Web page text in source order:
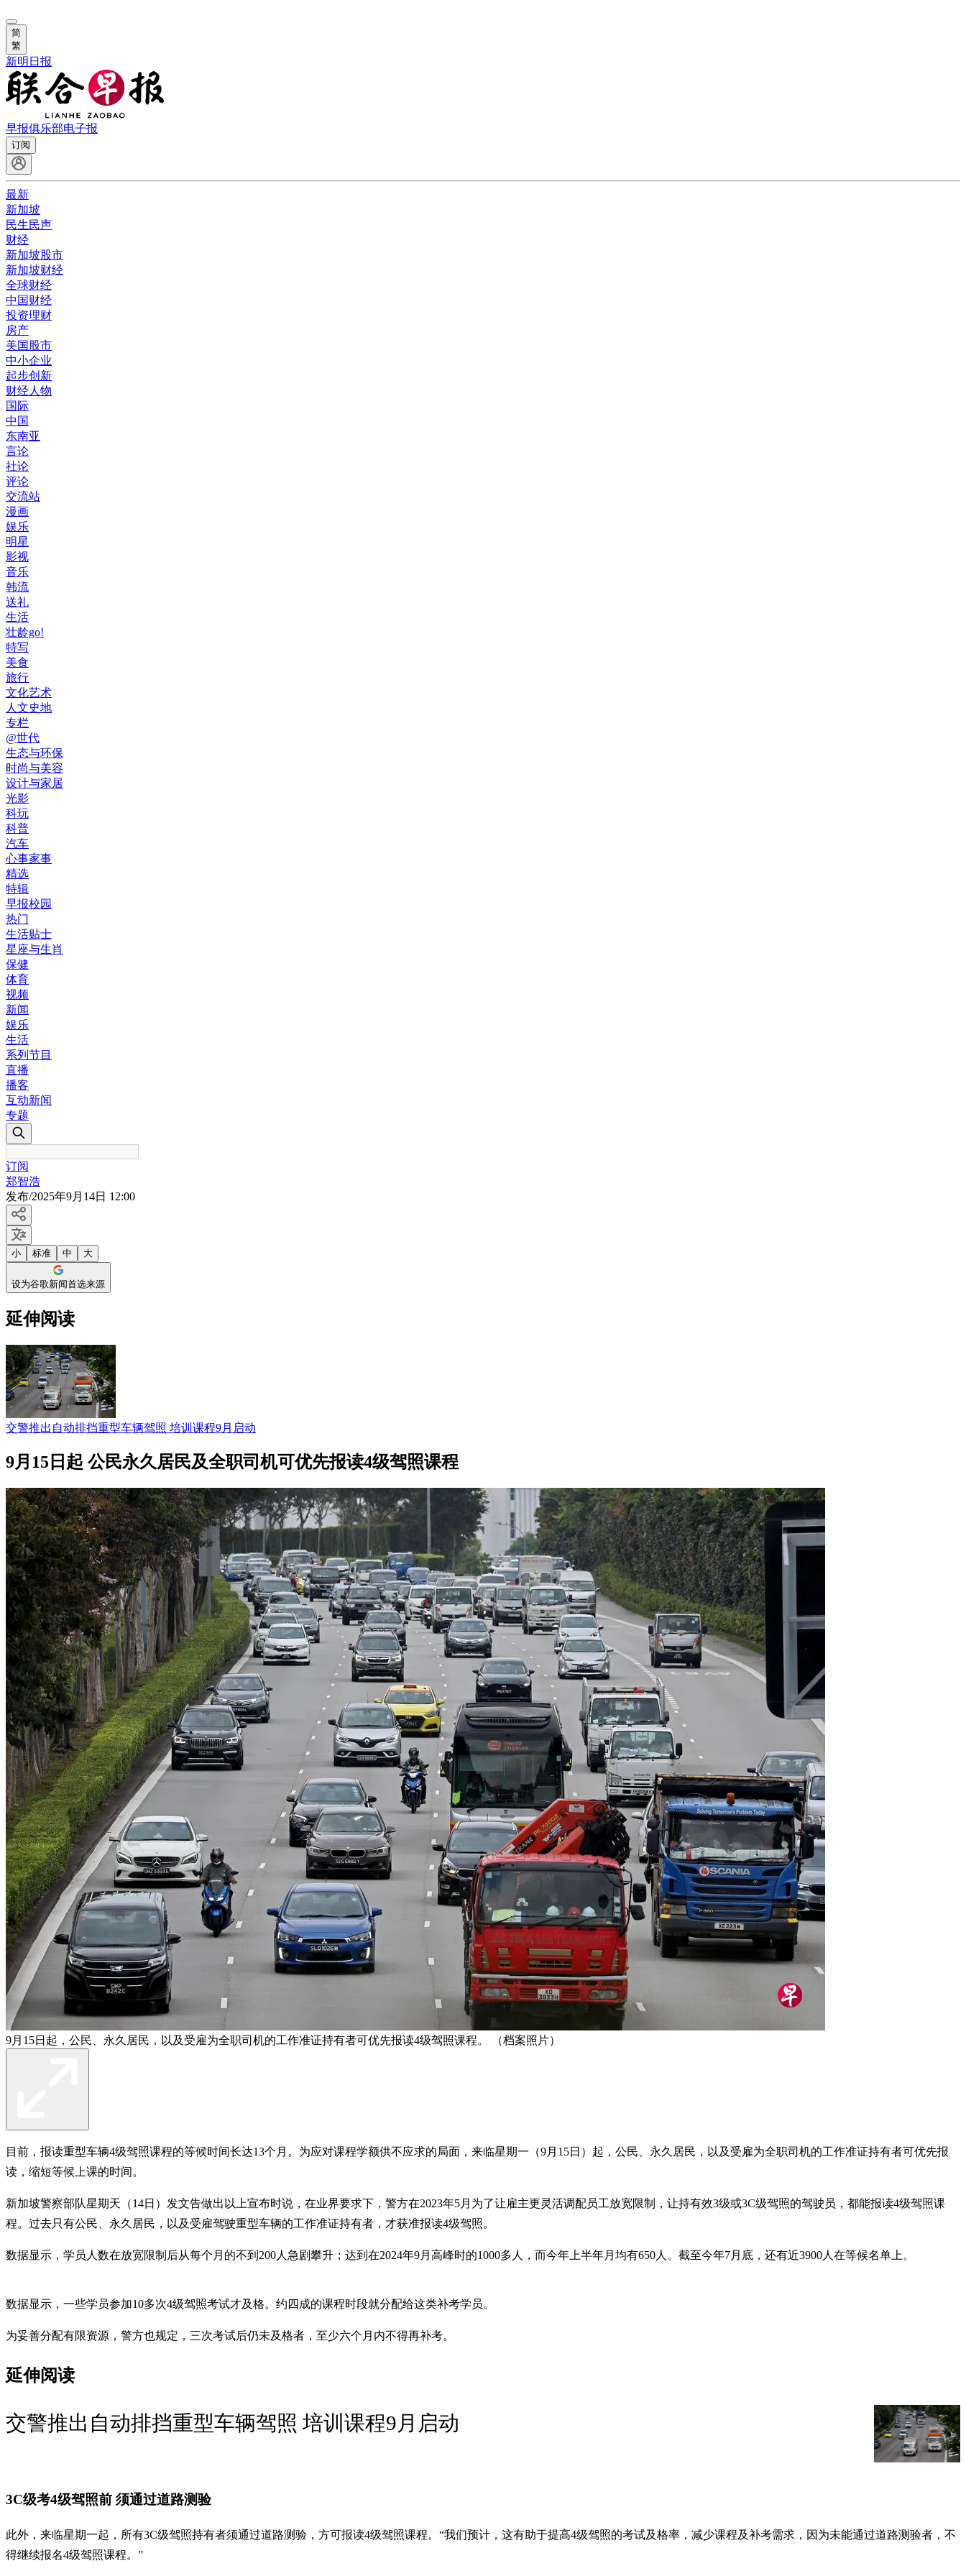
简
繁
新明日报
早报俱乐部电子报
订阅
最新
新加坡
民生民声
财经
新加坡股市
新加坡财经
全球财经
中国财经
投资理财
房产
美国股市
中小企业
起步创新
财经人物
国际
中国
东南亚
言论
社论
评论
交流站
漫画
娱乐
明星
影视
音乐
韩流
送礼
生活
壮龄go!
特写
美食
旅行
文化艺术
人文史地
专栏
@世代
生态与环保
时尚与美容
设计与家居
光影
科玩
科普
汽车
心事家事
精选
特辑
早报校园
热门
生活贴士
星座与生肖
保健
体育
视频
新闻
娱乐
生活
系列节目
直播
播客
互动新闻
专题
订阅
郑智浩
发布/2025年9月14日 12:00
小 标准 中 大
设为谷歌新闻首选来源
延伸阅读
交警推出自动排挡重型车辆驾照 培训课程9月启动
9月15日起 公民永久居民及全职司机可优先报读4级驾照课程
9月15日起，公民、永久居民，以及受雇为全职司机的工作准证持有者可优先报读4级驾照课程。 （档案照片）
目前，报读重型车辆4级驾照课程的等候时间长达13个月。为应对课程学额供不应求的局面，来临星期一（9月15日）起，公民、永久居民，以及受雇为全职司机的工作准证持有者可优先报
读，缩短等候上课的时间。
新加坡警察部队星期天（14日）发文告做出以上宣布时说，在业界要求下，警方在2023年5月为了让雇主更灵活调配员工放宽限制，让持有效3级或3C级驾照的驾驶员，都能报读4级驾照课
程。过去只有公民、永久居民，以及受雇驾驶重型车辆的工作准证持有者，才获准报读4级驾照。
数据显示，学员人数在放宽限制后从每个月的不到200人急剧攀升；达到在2024年9月高峰时的1000多人，而今年上半年月均有650人。截至今年7月底，还有近3900人在等候名单上。
数据显示，一些学员参加10多次4级驾照考试才及格。约四成的课程时段就分配给这类补考学员。
为妥善分配有限资源，警方也规定，三次考试后仍未及格者，至少六个月内不得再补考。
延伸阅读
交警推出自动排挡重型车辆驾照 培训课程9月启动
3C级考4级驾照前 须通过道路测验
此外，来临星期一起，所有3C级驾照持有者须通过道路测验，方可报读4级驾照课程。“我们预计，这有助于提高4级驾照的考试及格率，减少课程及补考需求，因为未能通过道路测验者，不
得继续报名4级驾照课程。”